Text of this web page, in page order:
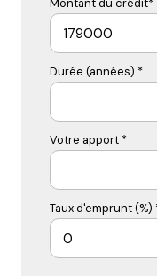
Montant du crédit*
Durée (années) *
Votre apport *
Taux d'emprunt (%)